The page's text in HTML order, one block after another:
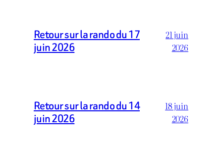
Retour sur la rando du 17
juin 2026
21 juin
2026
Retour sur la rando du 14
juin 2026
18 juin
2026